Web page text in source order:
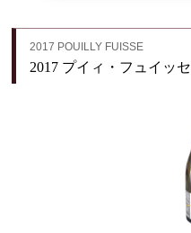
2017 POUILLY FUISSE
2017 プイィ・フュイッセ